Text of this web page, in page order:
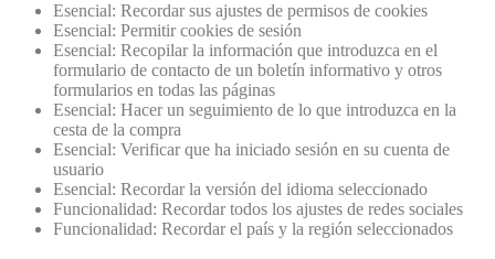
Esencial: Recordar sus ajustes de permisos de cookies
Esencial: Permitir cookies de sesión
Esencial: Recopilar la información que introduzca en el
formulario de contacto de un boletín informativo y otros
formularios en todas las páginas
Esencial: Hacer un seguimiento de lo que introduzca en la
cesta de la compra
Esencial: Verificar que ha iniciado sesión en su cuenta de
usuario
Esencial: Recordar la versión del idioma seleccionado
Funcionalidad: Recordar todos los ajustes de redes sociales
Funcionalidad: Recordar el país y la región seleccionados